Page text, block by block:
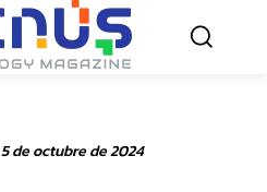
5 de octubre de 2024